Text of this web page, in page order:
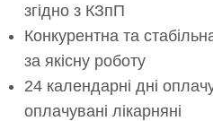
згідно з КЗпП
Конкурентна та
за якісну роботу
24 календарні дні
оплачувані лікарняні